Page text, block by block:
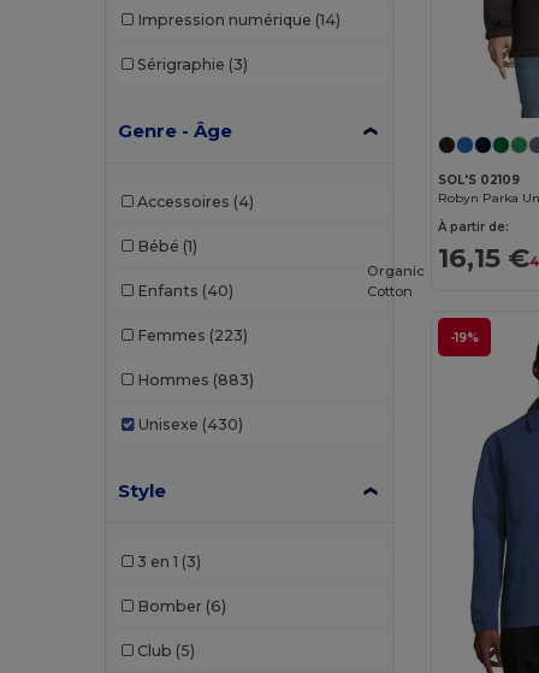
Impression numérique (14)
Sérigraphie (3)
Genre - Âge
Accessoires (4)
Bébé (1)
Enfants (40)
Femmes (223)
Hommes (883)
Unisexe (430)
Style
3 en 1 (3)
Bomber (6)
Club (5)
SOL'S 02109
À partir de:
16,15 €
-19%
Organic
Cotton